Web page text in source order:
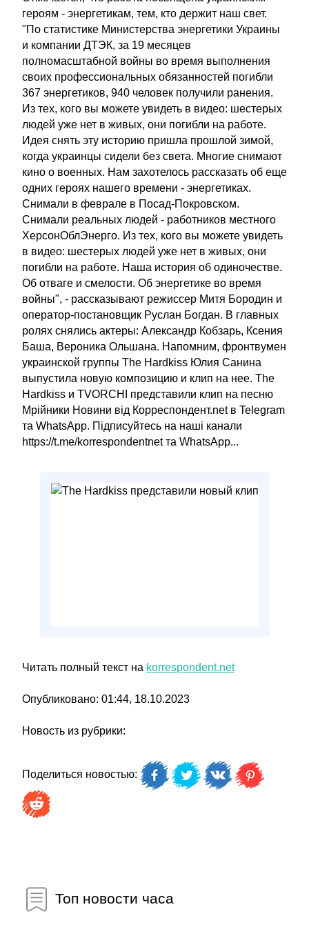
героям - энергетикам, тем, кто держит наш свет.
"По статистике Министерства энергетики Украины
и компании ДТЭК, за 19 месяцев
полномасштабной войны во время выполнения
своих профессиональных обязанностей погибли
367 энергетиков, 940 человек получили ранения.
Из тех, кого вы можете увидеть в видео: шестерых
людей уже нет в живых, они погибли на работе.
Идея снять эту историю пришла прошлой зимой,
когда украинцы сидели без света. Многие снимают
кино о военных. Нам захотелось рассказать об еще
одних героях нашего времени - энергетиках.
Снимали в феврале в Посад-Покровском.
Снимали реальных людей - работников местного
ХерсонОблЭнерго. Из тех, кого вы можете увидеть
в видео: шестерых людей уже нет в живых, они
погибли на работе. Наша история об одиночестве.
Об отваге и смелости. Об энергетике во время
войны", - рассказывают режиссер Митя Бородин и
оператор-постановщик Руслан Богдан. В главных
ролях снялись актеры: Александр Кобзарь, Ксения
Баша, Вероника Ольшана. Напомним, фронтвумен
украинской группы The Hardkiss Юлия Санина
выпустила новую композицию и клип на нее. The
Hardkiss и TVORCHI представили клип на песню
Мрійники Новини від Корреспондент.net в Telegram
та WhatsApp. Підписуйтесь на наші канали
https://t.me/korrespondentnet та WhatsApp...
Читать полный текст на korrespondent.net
Опубликовано: 01:44, 18.10.2023
Новость из рубрики:
Поделиться новостью:
Топ новости часа